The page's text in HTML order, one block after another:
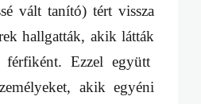
vált tanító) tért vissza
hallgatták, akik látták
Ezzel együtt
akik egyéni